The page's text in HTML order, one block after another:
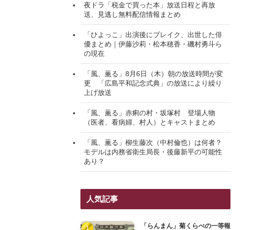
夜ドラ「税金で買った本」放送日程と再放
送、見逃し無料配信情報まとめ
「ひよっこ」出演後にブレイク、出世した俳
優まとめ｜伊藤沙莉・松本穂香・磯村勇斗ら
の現在
「風、薫る」8月6日（木）朝の放送時間が変
更 「広島平和記念式典」の放送により繰り
上げ放送
「風、薫る」赤痢の村・坂塚村 登場人物
（医者、看病婦、村人）とキャストまとめ
「風、薫る」柳生藤次（中村倫也）は何者？
モデルは内務省衛生局長・後藤新平の可能性
あり？
人気記事
「らんまん」菊くらべの一等報